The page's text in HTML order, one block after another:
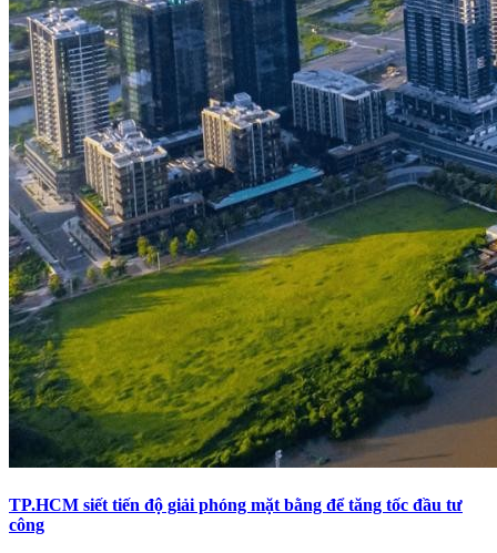
TP.HCM siết tiến độ giải phóng mặt bằng để tăng tốc đầu tư
công